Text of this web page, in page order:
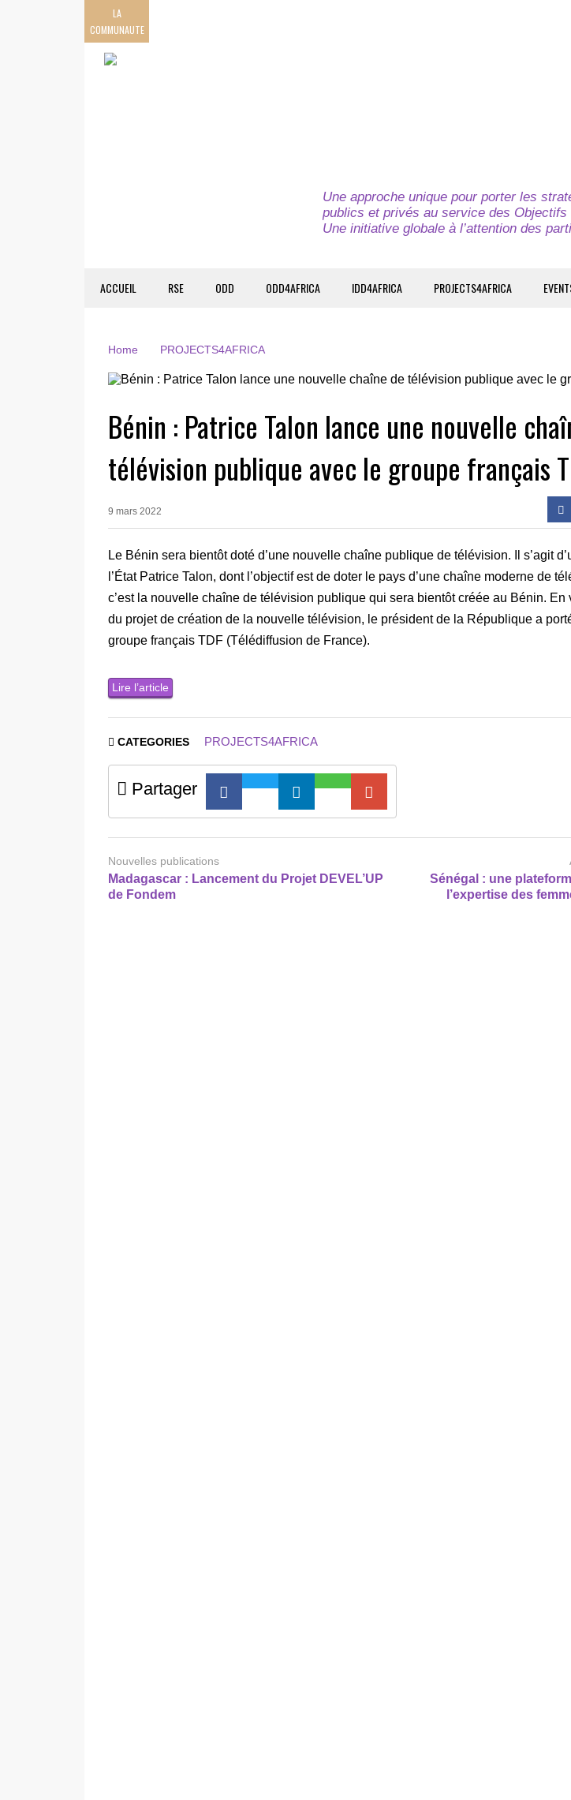
LA
COMMUNAUTE
Une approche unique pour porter les
publics et privés au service des Objectifs
Une initiative globale à l’attention des
ACCUEIL RSE ODD ODD4AFRICA IDD4AFRICA PROJECTS4AFRICA
Home PROJECTS4AFRICA
Bénin : Patrice Talon lance une nouvelle
télévision publique avec le groupe français
9 mars 2022
Le Bénin sera bientôt doté d’une nouvelle chaîne publique de télévision. Il s’agit
l’État Patrice Talon, dont l’objectif est de doter le pays d’une chaîne moderne de
c’est la nouvelle chaîne de télévision publique qui sera bientôt créée au Bénin. En
du projet de création de la nouvelle télévision, le président de la République a
groupe français TDF (Télédiffusion de France).
Lire l’article
CATEGORIES PROJECTS4AFRICA
Partager
Nouvelles publications
Madagascar : Lancement du Projet DEVEL’UP
de Fondem
Sénégal : une
l’expertise des